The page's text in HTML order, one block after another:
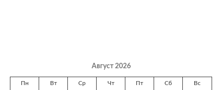
Август 2026
Пн Вт Ср Чт Пт Сб Вс